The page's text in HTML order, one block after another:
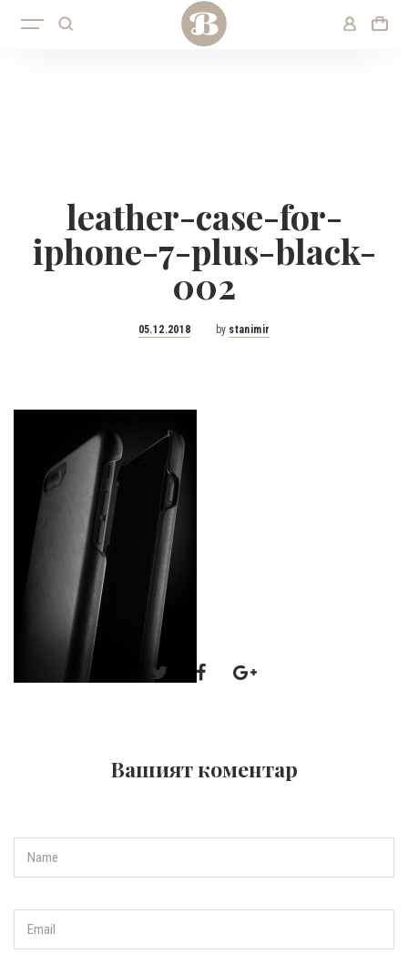
leather-case-for-
iphone-7-plus-black-
002
Posted
05.12.2018 by stanimir
Вашият коментар